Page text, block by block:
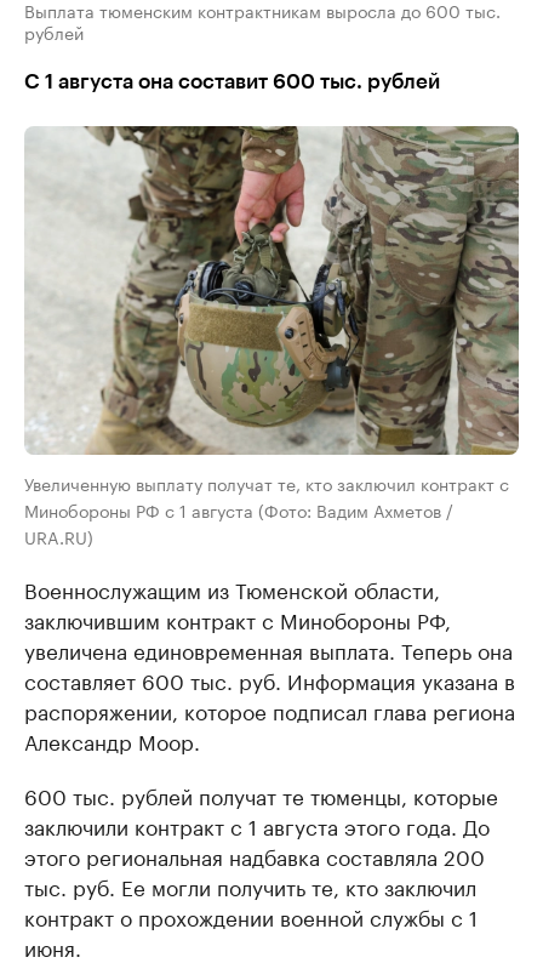
Выплата тюменским контрактникам выросла до 600 тыс.
рублей
С 1 августа она составит 600 тыс. рублей
Увеличенную выплату получат те, кто заключил контракт с
Минобороны РФ с 1 августа (Фото: Вадим Ахметов /
URA.RU)
Военнослужащим из Тюменской области,
заключившим контракт с Минобороны РФ,
увеличена единовременная выплата. Теперь она
составляет 600 тыс. руб. Информация указана в
распоряжении, которое подписал глава региона
Александр Моор.
600 тыс. рублей получат те тюменцы, которые
заключили контракт с 1 августа этого года. До
этого региональная надбавка составляла 200
тыс. руб. Ее могли получить те, кто заключил
контракт о прохождении военной службы с 1
июня.